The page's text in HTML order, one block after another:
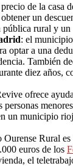
de la casa
un
rural y un
: el
optar a una
También
diez años,
ofrece
un municipio
Ourense Rural
euros de los
el